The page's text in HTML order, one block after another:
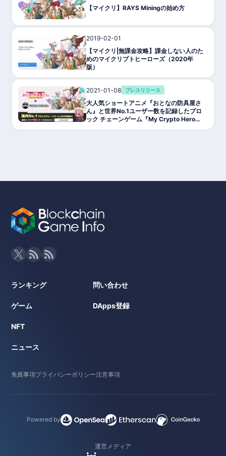
【マイクリ】RAYS Miningの始め方
2019-02-01
【マイクリ|無課金攻略】課金しない人のた
めのマイクリプトヒーローズ（2020年
版）
2021-01-08 プレスリリース
大人気ショートアニメ『おとなの防具屋さ
ん』と世界No.1ユーザー数を記録したブロ
ック チェーンゲーム『My Crypto Heroe
ランキング
ゲーム
NFT
ニュース
問い合わせ
DApps登録
免責事項プライバシーポリシー注意事項
Powered by
運営メディア